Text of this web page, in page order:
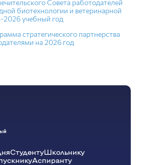
Совета работодателей
биотехнологии и ветеринарной
учебный год
стратегического партнерства
на 2026 год
СтудентуШкольнику
Аспиранту